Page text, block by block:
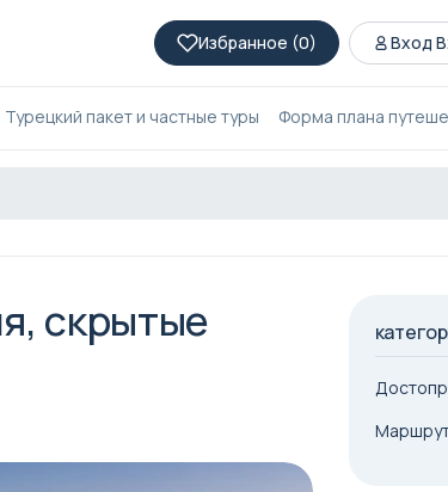
Избранное (0) Вход
Турецкий пакет и частные туры Форма плана
скрытые